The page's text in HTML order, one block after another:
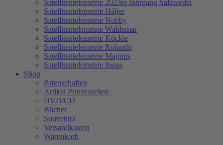
Satellitentelemetrie 2023er Jahrgang Salzwedel
Satellitentelemetrie Håljer
Satellitentelemetrie Nobby
Satellitentelemetrie Waldemar
Satellitentelemetrie Köckte
Satellitentelemetrie Rolando
Satellitentelemetrie Magnus
Satellitentelemetrie Jonas
Shop
Patenschaften
Artikel Prinzesschen
DVD/CD
Bücher
Souvenirs
Versandkosten
Warenkorb